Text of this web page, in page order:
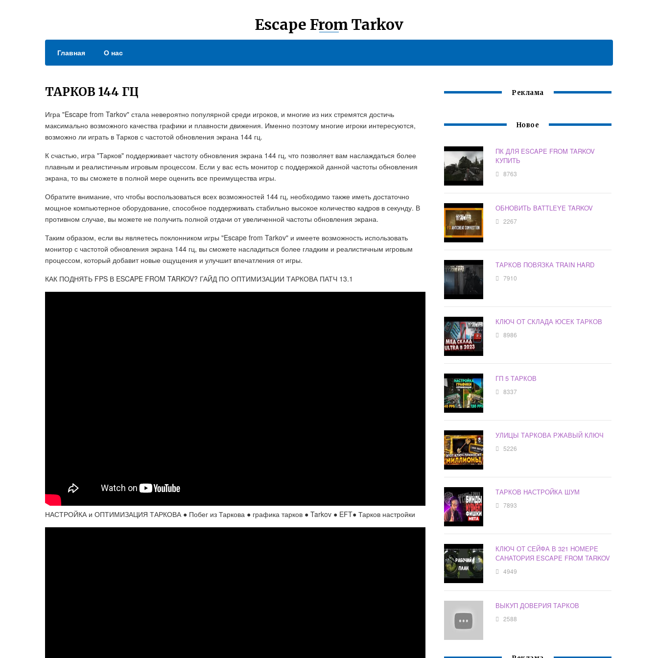
Escape From Tarkov
Главная О нас
ТАРКОВ 144 ГЦ
Игра "Escape from Tarkov" стала невероятно популярной среди игроков, и многие из них стремятся достичь
максимально возможного качества графики и плавности движения. Именно поэтому многие игроки интересуются,
возможно ли играть в Тарков с частотой обновления экрана 144 гц.
К счастью, игра "Тарков" поддерживает частоту обновления экрана 144 гц, что позволяет вам наслаждаться более
плавным и реалистичным игровым процессом. Если у вас есть монитор с поддержкой данной частоты обновления
экрана, то вы сможете в полной мере оценить все преимущества игры.
Обратите внимание, что чтобы воспользоваться всех возможностей 144 гц, необходимо также иметь достаточно
мощное компьютерное оборудование, способное поддерживать стабильно высокое количество кадров в секунду. В
противном случае, вы можете не получить полной отдачи от увеличенной частоты обновления экрана.
Таким образом, если вы являетесь поклонником игры "Escape from Tarkov" и имеете возможность использовать
монитор с частотой обновления экрана 144 гц, вы сможете насладиться более гладким и реалистичным игровым
процессом, который добавит новые ощущения и улучшит впечатления от игры.
КАК ПОДНЯТЬ FPS В ESCAPE FROM TARKOV? ГАЙД ПО ОПТИМИЗАЦИИ ТАРКОВА ПАТЧ 13.1
НАСТРОЙКА и ОПТИМИЗАЦИЯ ТАРКОВА ● Побег из Таркова ● графика тарков ● Tarkov ● EFT● Тарков настройки
Реклама
Новое
ПК ДЛЯ ESCAPE FROM TARKOV
КУПИТЬ
8763
ОБНОВИТЬ BATTLEYE TARKOV
2267
ТАРКОВ ПОВЯЗКА TRAIN HARD
7910
КЛЮЧ ОТ СКЛАДА ЮСЕК ТАРКОВ
8986
ГП 5 ТАРКОВ
8337
УЛИЦЫ ТАРКОВА РЖАВЫЙ КЛЮЧ
5226
ТАРКОВ НАСТРОЙКА ШУМ
7893
КЛЮЧ ОТ СЕЙФА В 321 НОМЕРЕ
САНАТОРИЯ ESCAPE FROM TARKOV
4949
ВЫКУП ДОВЕРИЯ ТАРКОВ
2588